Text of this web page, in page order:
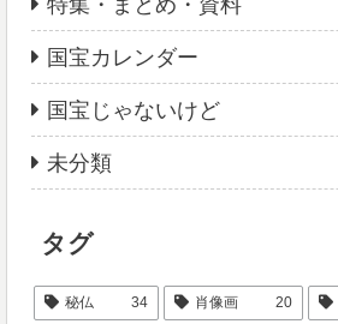
国宝カレンダー
国宝じゃないけど
未分類
タグ
秘仏 34 肖像画 20